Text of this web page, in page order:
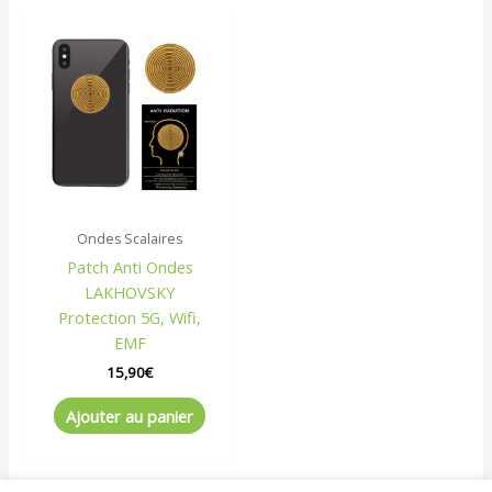
Ondes Scalaires
Patch Anti Ondes
LAKHOVSKY
Protection 5G, Wifi,
EMF
15,90€
Ajouter au panier